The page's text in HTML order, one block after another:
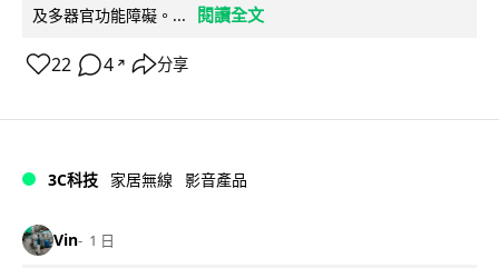
及多器官功能障礙。...
閱讀全文
22 4 ↗ 分享
3C科技 家居無線 影音產品
Vin 1 日